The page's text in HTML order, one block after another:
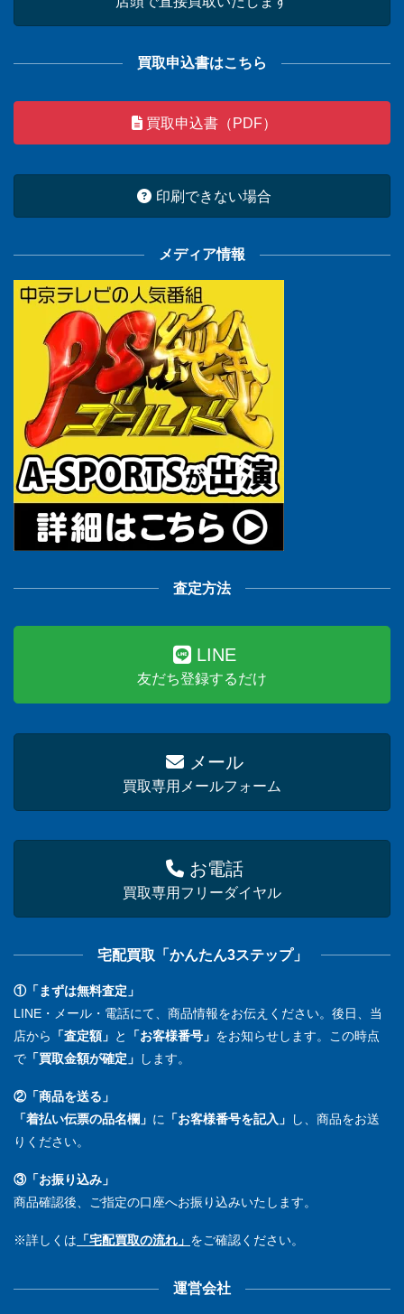
買取申込書はこちら
買取申込書（PDF）
印刷できない場合
メディア情報
査定方法
LINE
友だち登録するだけ
メール
買取専用メールフォーム
お電話
買取専用フリーダイヤル
宅配買取「かんたん3ステップ」
①「まずは無料査定」
LINE・メール・電話にて、商品情報をお伝えください。後日、当
店から
「査定額」 と 「お客様番号」 をお知らせします。この時点
で 「買取金額が確定」 します。
②「商品を送る」
「着払い伝票の品名欄」 に 「お客様番号を記入」
し、商品をお送
りください。
③「お振り込み」
商品確認後、ご指定の口座へお振り込みいたします。
※詳しくは 「宅配買取の流れ」 をご確認ください。
運営会社